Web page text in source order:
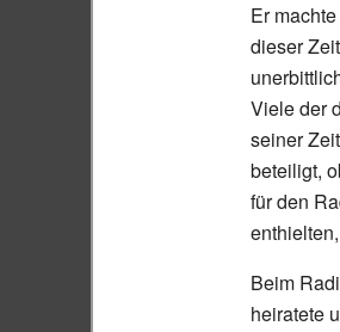
Er
dieser
Viele der
seiner
beteiligt,
für den
Beim
heiratete